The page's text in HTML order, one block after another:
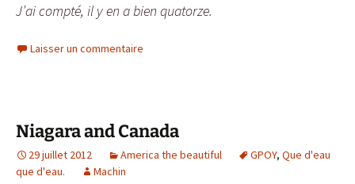
J’ai compté, il y en a bien quatorze.
Laisser un commentaire
Niagara and Canada
29 juillet 2012 America the beautiful GPOY, Que d'eau
que d'eau.
Machin